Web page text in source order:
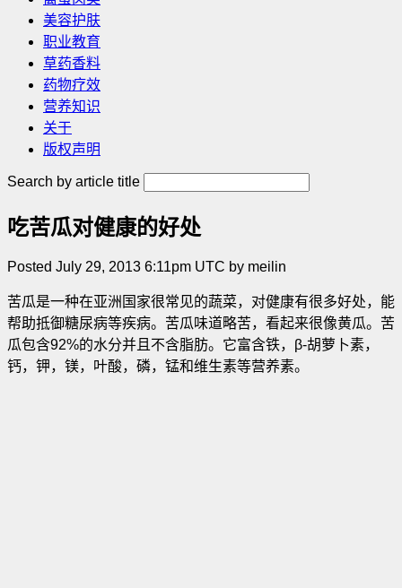
美容护肤
职业教育
草药香料
药物疗效
营养知识
关于
版权声明
Search by article title
吃苦瓜对健康的好处
Posted July 29, 2013 6:11pm UTC by meilin
苦瓜是一种在亚洲国家很常见的蔬菜，对健康有很多好处，能
帮助抵御糖尿病等疾病。苦瓜味道略苦，看起来很像黄瓜。苦
瓜包含92%的水分并且不含脂肪。它富含铁，β-胡萝卜素，
钙，钾，镁，叶酸，磷，锰和维生素等营养素。